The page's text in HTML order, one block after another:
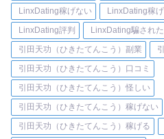
LinxDating稼げない
LinxDating稼
LinxDating評判
LinxDating騙された
引田天功（ひきたてんこう）副業
引田天功（ひきたてんこう）口コミ
引田天功（ひきたてんこう）怪しい
引田天功（ひきたてんこう）稼げない
引田天功（ひきたてんこう）稼げる